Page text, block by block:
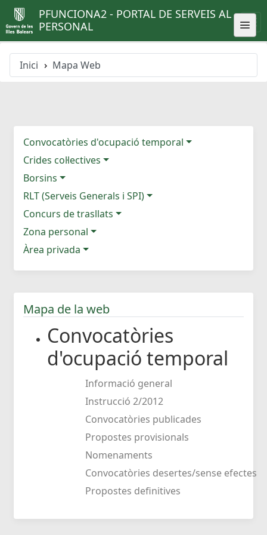
PFUNCIONA2 - PORTAL DE SERVEIS AL
PERSONAL
Inici Mapa Web
Convocatòries d'ocupació temporal
Crides col·lectives
Borsins
RLT (Serveis Generals i SPI)
Concurs de trasllats
Zona personal
Àrea privada
Mapa de la web
Convocatòries
d'ocupació temporal
Informació general
Instrucció 2/2012
Convocatòries publicades
Propostes provisionals
Nomenaments
Convocatòries desertes/sense efectes
Propostes definitives